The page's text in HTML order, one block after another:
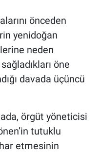
önceden
yenidoğan
neden
öne
davada üçüncü
örgüt yöneticisi
tutuklu
etmesinin